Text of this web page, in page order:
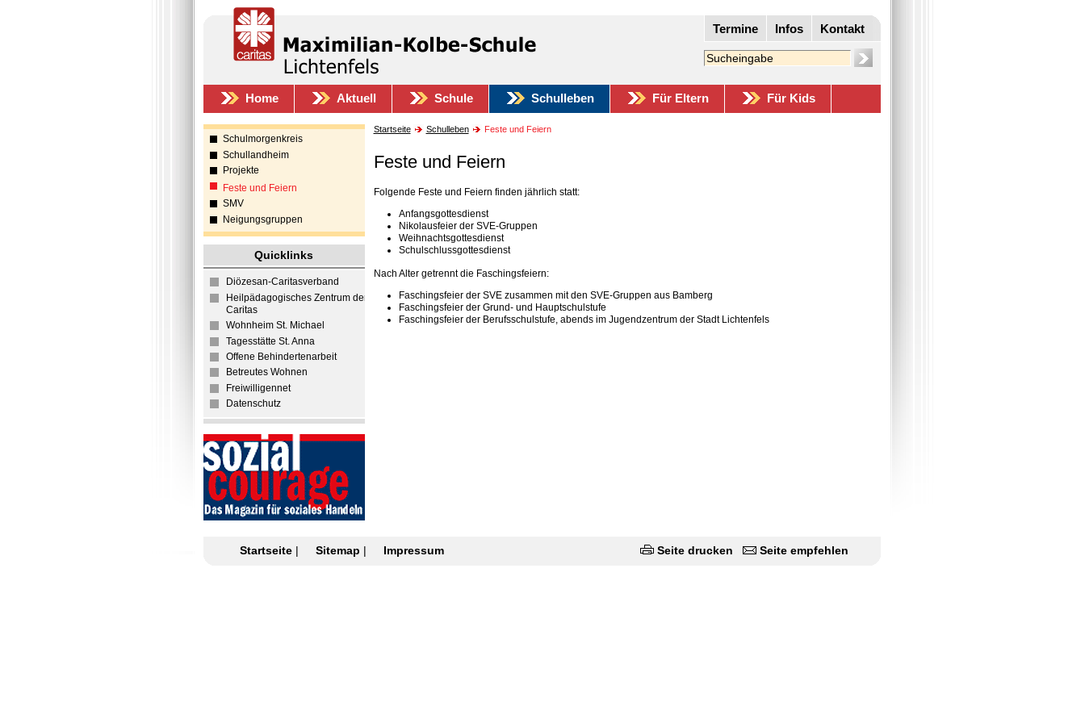
Termine Infos Kontakt
Home Aktuell Schule Schulleben Für Eltern Für Kids
Schulmorgenkreis
Schullandheim
Projekte
Feste und Feiern
SMV
Neigungsgruppen
Quicklinks
Diözesan-Caritasverband
Heilpädagogisches Zentrum der
Caritas
Wohnheim St. Michael
Tagesstätte St. Anna
Offene Behindertenarbeit
Betreutes Wohnen
Freiwilligennet
Datenschutz
Startseite Schulleben Feste und Feiern
Feste und Feiern
Folgende Feste und Feiern finden jährlich statt:
Anfangsgottesdienst
Nikolausfeier der SVE-Gruppen
Weihnachtsgottesdienst
Schulschlussgottesdienst
Nach Alter getrennt die Faschingsfeiern:
Faschingsfeier der SVE zusammen mit den SVE-Gruppen aus Bamberg
Faschingsfeier der Grund- und Hauptschulstufe
Faschingsfeier der Berufsschulstufe, abends im Jugendzentrum der Stadt Lichtenfels
Startseite| Sitemap | Impressum Seite drucken Seite empfehlen